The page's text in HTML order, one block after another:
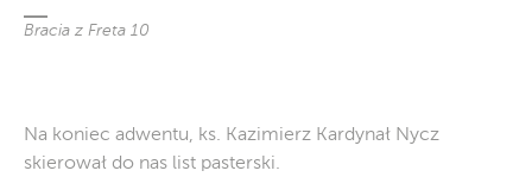
Bracia z Freta 10
Na koniec adwentu, ks. Kazimierz Kardynał Nycz
skierował do nas list pasterski.